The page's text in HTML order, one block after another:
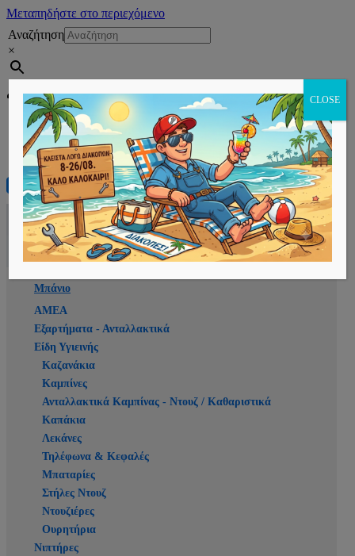
Μεταπηδήστε στο περιεχόμενο
Αναζήτηση
×
Εγγραφή
Αρχική
E-shop
Μπάνιο
ΑΜΕΑ
Εξαρτήματα - Ανταλλακτικά
Είδη Υγιεινής
Καζανάκια
Καμπίνες
Ανταλλακτικά Καμπίνας - Ντουζ / Καθαριστικά
Καπάκια
Λεκάνες
Τηλέφωνα & Κεφαλές
Μπαταρίες
Στήλες Ντουζ
Ντουζιέρες
Ουρητήρια
Νιπτήρες
CLOSE